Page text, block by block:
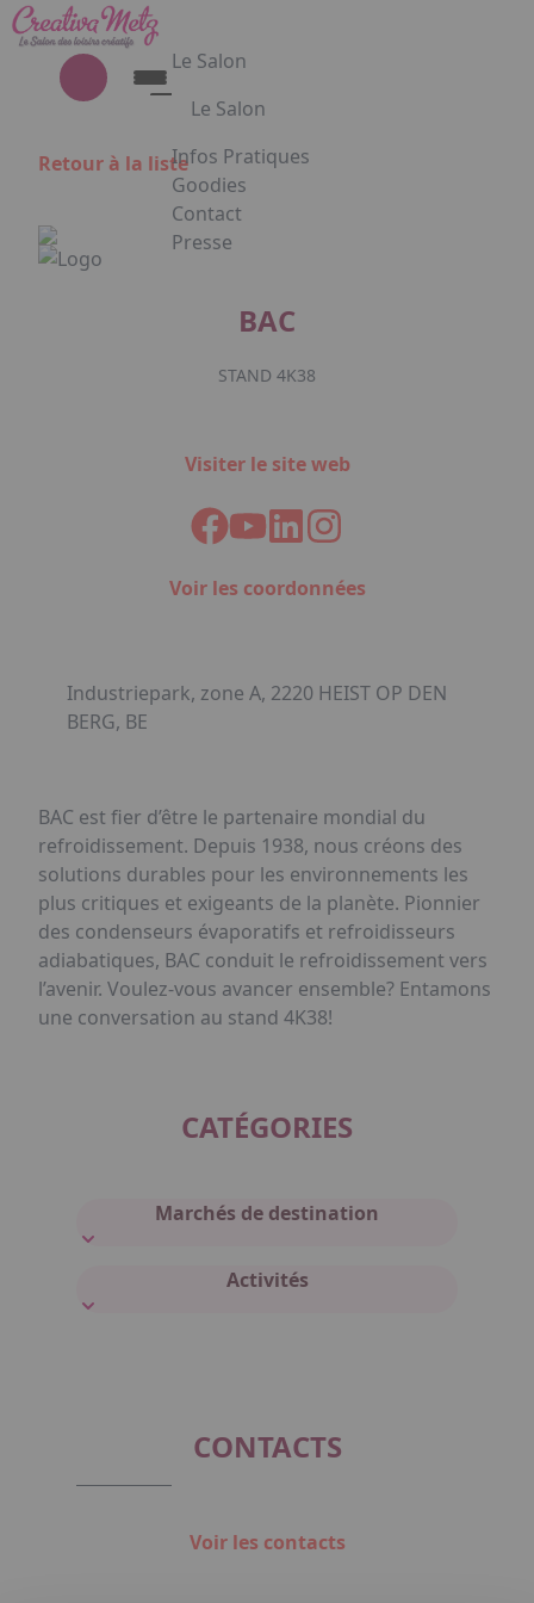
Aller au contenu principal
Le Salon
Le Salon
Découvrez le Salon Creativa
Découvrez le Salon Gourmet - Chocolat
Creativa et Gourmet Chocolat en
images
Infos Pratiques
Goodies
Contact
Presse
Retour à la liste
BAC
STAND 4K38
Visiter le site web
Voir les coordonnées
Industriepark, zone A, 2220 HEIST OP DEN
BERG, BE
BAC est fier d’être le partenaire mondial du
refroidissement. Depuis 1938, nous créons des
solutions durables pour les environnements les
plus critiques et exigeants de la planète. Pionnier
des condenseurs évaporatifs et refroidisseurs
adiabatiques, BAC conduit le refroidissement vers
l’avenir. Voulez-vous avancer ensemble? Entamons
une conversation au stand 4K38!
CATÉGORIES
Marchés de destination
Activités
CONTACTS
Voir les contacts
Panneau de gestion des cookies